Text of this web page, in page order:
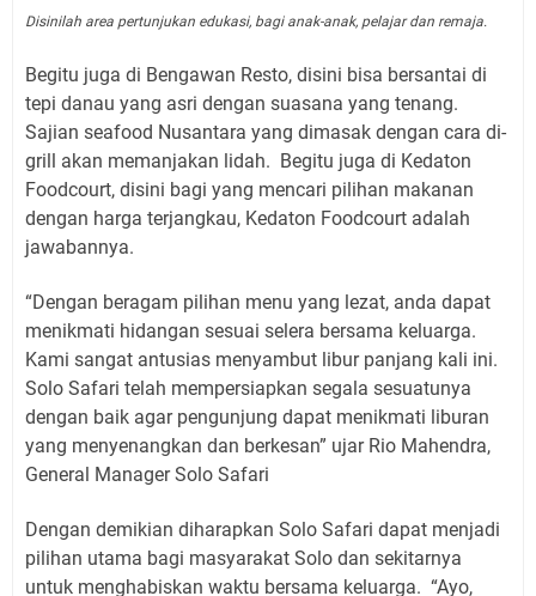
Disinilah area pertunjukan edukasi, bagi anak-anak, pelajar dan remaja.
Begitu juga di Bengawan Resto, disini bisa bersantai di
tepi danau yang asri dengan suasana yang tenang.
Sajian seafood Nusantara yang dimasak dengan cara di-
grill akan memanjakan lidah. Begitu juga di Kedaton
Foodcourt, disini bagi yang mencari pilihan makanan
dengan harga terjangkau, Kedaton Foodcourt adalah
jawabannya.
“Dengan beragam pilihan menu yang lezat, anda dapat
menikmati hidangan sesuai selera bersama keluarga.
Kami sangat antusias menyambut libur panjang kali ini.
Solo Safari telah mempersiapkan segala sesuatunya
dengan baik agar pengunjung dapat menikmati liburan
yang menyenangkan dan berkesan” ujar Rio Mahendra,
General Manager Solo Safari
Dengan demikian diharapkan Solo Safari dapat menjadi
pilihan utama bagi masyarakat Solo dan sekitarnya
untuk menghabiskan waktu bersama keluarga. “Ayo,